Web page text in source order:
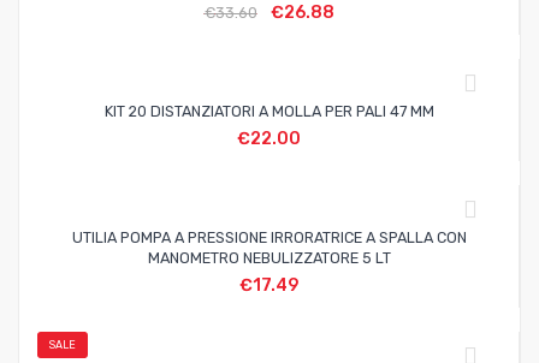
€33.60 €26.88
KIT 20 DISTANZIATORI A MOLLA PER PALI 47 MM
€22.00
UTILIA POMPA A PRESSIONE IRRORATRICE A SPALLA CON
MANOMETRO NEBULIZZATORE 5 LT
€17.49
SALE